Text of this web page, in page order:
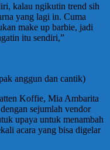
kalau ngikutin trend sih
yang lagi in. Cuma
make up barbie, jadi
itu sendiri,”
anggun dan cantik)
Koffie, Mia Ambarita
sejumlah vendor
upaya untuk menambah
acara yang bisa digelar